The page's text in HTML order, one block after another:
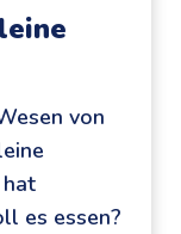
von
hat
es essen?